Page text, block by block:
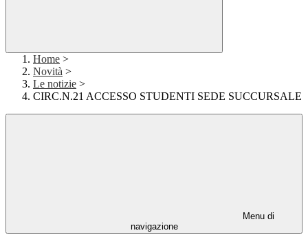
Home >
Novità >
Le notizie >
CIRC.N.21 ACCESSO STUDENTI SEDE SUCCURSALE
Menu di
navigazione